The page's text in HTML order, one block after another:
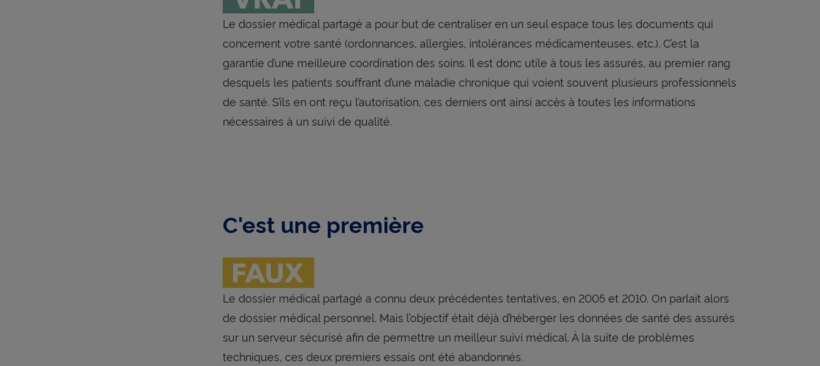
Le dossier médical partagé a pour but de centraliser en un seul espace tous les documents qui
concernent votre santé (ordonnances, allergies, intolérances médicamenteuses, etc.). C’est la
garantie d’une meilleure coordination des soins. Il est donc utile à tous les assurés, au premier rang
desquels les patients souffrant d’une maladie chronique qui voient souvent plusieurs professionnels
de santé. S’ils en ont reçu l’autorisation, ces derniers ont ainsi accès à toutes les informations
nécessaires à un suivi de qualité.
C'est une première
Le dossier médical partagé a connu deux précédentes tentatives, en 2005 et 2010. On parlait alors
de dossier médical personnel. Mais l’objectif était déjà d’héberger les données de santé des assurés
sur un serveur sécurisé afin de permettre un meilleur suivi médical. À la suite de problèmes
techniques, ces deux premiers essais ont été abandonnés.